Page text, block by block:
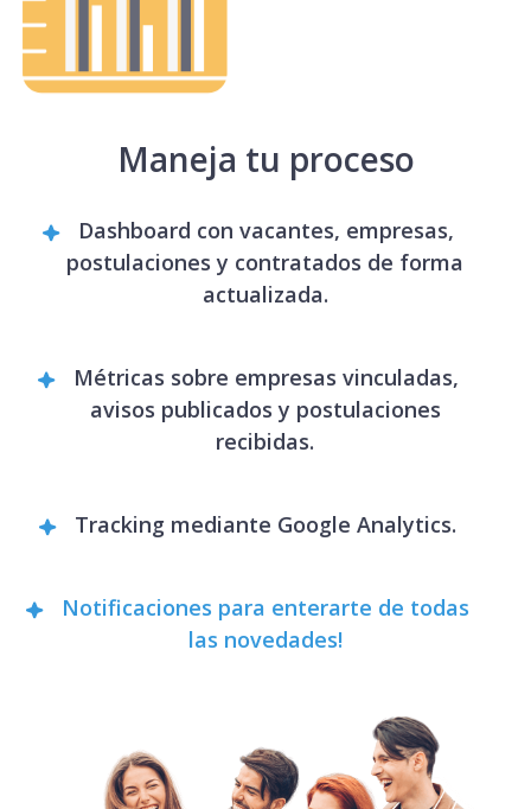
Maneja tu proceso
Dashboard con vacantes, empresas,
postulaciones y contratados de forma
actualizada.
Métricas sobre empresas vinculadas,
avisos publicados y postulaciones
recibidas.
Tracking mediante Google Analytics.
Notificaciones para enterarte de todas
las novedades!